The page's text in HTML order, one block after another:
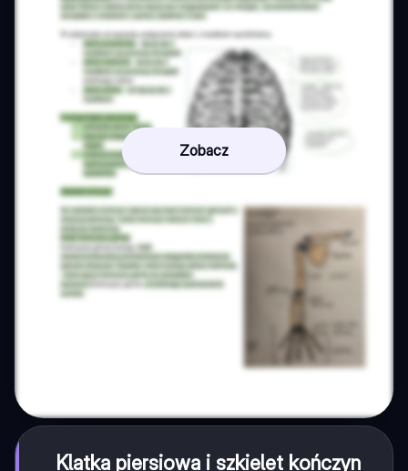
Zobacz
Klatka piersiowa i szkielet kończyn